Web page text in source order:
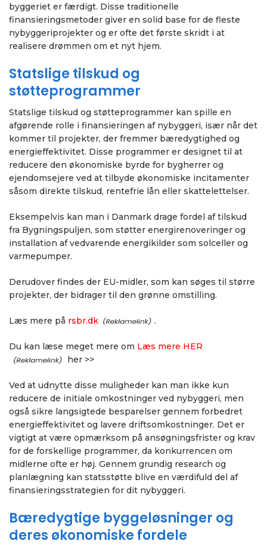
byggeriet er færdigt. Disse traditionelle
finansieringsmetoder giver en solid base for de fleste
nybyggeriprojekter og er ofte det første skridt i at
realisere drømmen om et nyt hjem.
Statslige tilskud og
støtteprogrammer
Statslige tilskud og støtteprogrammer kan spille en
afgørende rolle i finansieringen af nybyggeri, især når det
kommer til projekter, der fremmer bæredygtighed og
energieffektivitet. Disse programmer er designet til at
reducere den økonomiske byrde for bygherrer og
ejendomsejere ved at tilbyde økonomiske incitamenter
såsom direkte tilskud, rentefrie lån eller skattelettelser.
Eksempelvis kan man i Danmark drage fordel af tilskud
fra Bygningspuljen, som støtter energirenoveringer og
installation af vedvarende energikilder som solceller og
varmepumper.
Derudover findes der EU-midler, som kan søges til større
projekter, der bidrager til den grønne omstilling.
Læs mere på rsbr.dk .
Du kan læse meget mere om Læs mere HER
her >>
Ved at udnytte disse muligheder kan man ikke kun
reducere de initiale omkostninger ved nybyggeri, men
også sikre langsigtede besparelser gennem forbedret
energieffektivitet og lavere driftsomkostninger. Det er
vigtigt at være opmærksom på ansøgningsfrister og krav
for de forskellige programmer, da konkurrencen om
midlerne ofte er høj. Gennem grundig research og
planlægning kan statsstøtte blive en værdifuld del af
finansieringsstrategien for dit nybyggeri.
Bæredygtige byggeløsninger og
deres økonomiske fordele